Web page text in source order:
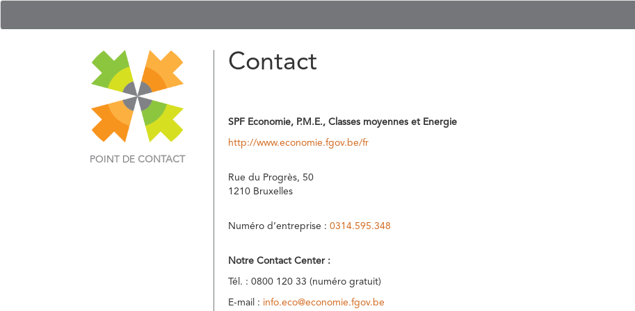
POINT DE CONTACT
Contact
SPF Economie, P.M.E., Classes moyennes et Energie
http://www.economie.fgov.be/fr
Rue du Progrès, 50
1210 Bruxelles
Numéro d’entreprise : 0314.595.348
Notre Contact Center :
Tél. : 0800 120 33 (numéro gratuit)
E-mail : info.eco@economie.fgov.be